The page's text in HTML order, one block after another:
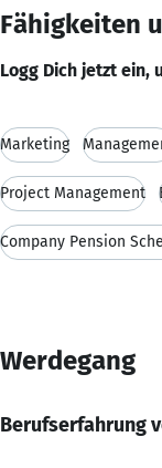
Fähigkeiten
Logg Dich jetzt ein,
Marketing
Project Management
Company Pension
Werdegang
Berufserfahrung